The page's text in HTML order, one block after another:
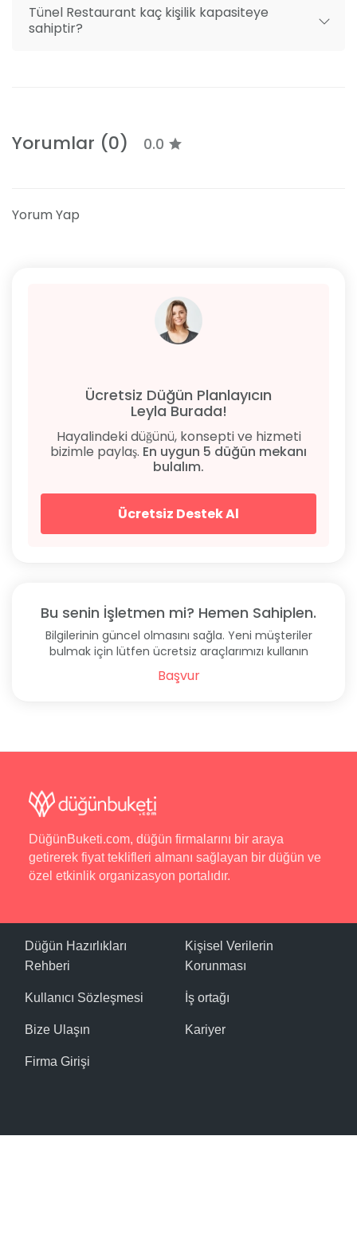
Tünel Restaurant kaç kişilik kapasiteye
sahiptir?
Yorumlar (0) 0.0
Yorum Yap
Ücretsiz Düğün Planlayıcın
Leyla Burada!
Hayalindeki düğünü, konsepti ve hizmeti
bizimle paylaş. En uygun 5 düğün mekanı
bulalım.
Ücretsiz Destek Al
Bu senin İşletmen mi? Hemen Sahiplen.
Bilgilerinin güncel olmasını sağla. Yeni müşteriler
bulmak için lütfen ücretsiz araçlarımızı kullanın
Başvur
DüğünBuketi.com, düğün firmalarını bir araya
getirerek fiyat teklifleri almanı sağlayan bir düğün ve
özel etkinlik organizasyon portalıdır.
Düğün Hazırlıkları
Rehberi
Kullanıcı Sözleşmesi
Bize Ulaşın
Firma Girişi
Kişisel Verilerin
Korunması
İş ortağı
Kariyer